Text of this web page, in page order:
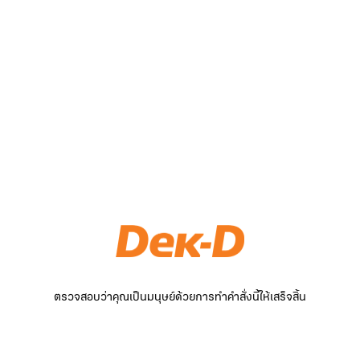
ตรวจสอบว่าคุณเป็นมนุษย์ด้วยการทำคำสั่งนี้ให้เสร็จสิ้น